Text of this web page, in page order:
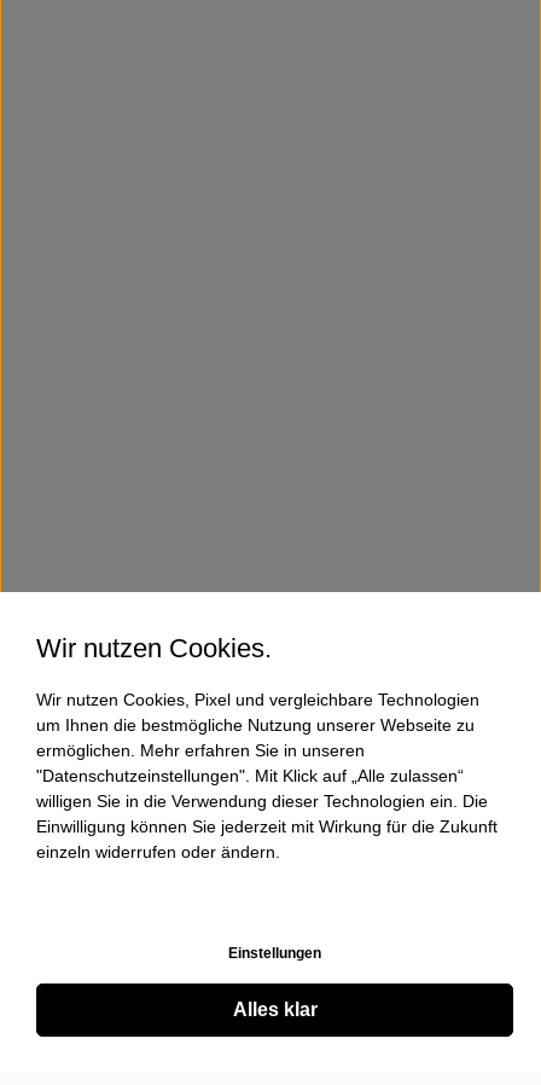
Wir nutzen Cookies.
Wir nutzen Cookies, Pixel und vergleichbare Technologien
um Ihnen die bestmögliche Nutzung unserer Webseite zu
ermöglichen. Mehr erfahren Sie in unseren
"Datenschutzeinstellungen". Mit Klick auf „Alle zulassen“
willigen Sie in die Verwendung dieser Technologien ein. Die
Einwilligung können Sie jederzeit mit Wirkung für die Zukunft
einzeln widerrufen oder ändern.
Einstellungen
Alles klar